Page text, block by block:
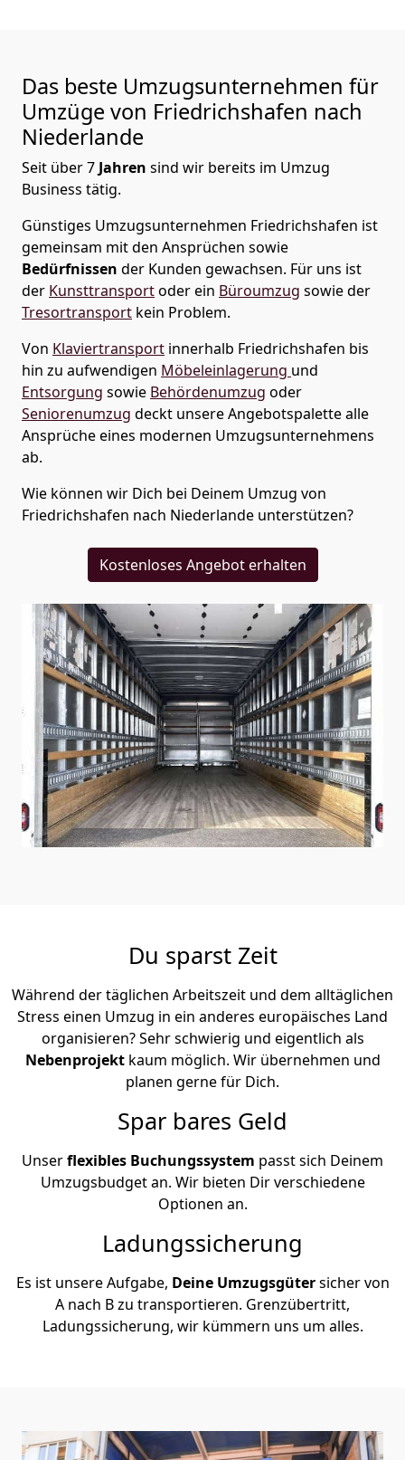
Das beste Umzugsunternehmen für
Umzüge von Friedrichshafen nach
Niederlande
Seit über7 Jahren sind wir bereits im Umzug
Business tätig.
Günstiges Umzugsunternehmen Friedrichshafen ist
gemeinsam mit den Ansprüchen sowie
Bedürfnissen der Kunden gewachsen. Für uns ist
der Kunsttransportoder ein Büroumzug sowie der
Tresortransport kein Problem.
Von Klaviertransport innerhalb Friedrichshafen bis
hin zu aufwendigen Möbeleinlagerung und
Entsorgung sowie Behördenumzug oder
Seniorenumzug deckt unsere Angebotspalette alle
Ansprüche eines modernen Umzugsunternehmens
ab.
Wie können wir Dich bei Deinem Umzug von
Friedrichshafen nach Niederlande unterstützen?
Kostenloses Angebot erhalten
Du sparst Zeit
Während der täglichen Arbeitszeit und dem alltäglichen
Stress einen Umzug in ein anderes europäisches Land
organisieren? Sehr schwierig und eigentlich als
Nebenprojekt kaum möglich. Wir übernehmen und
planen gerne für Dich.
Spar bares Geld
Unserflexibles Buchungssystem passt sich Deinem
Umzugsbudget an. Wir bieten Dir verschiedene
Optionen an.
Ladungssicherung
Es ist unsere Aufgabe, Deine Umzugsgütersicher von
A nach B zu transportieren. Grenzübertritt,
Ladungssicherung, wir kümmern uns um alles.